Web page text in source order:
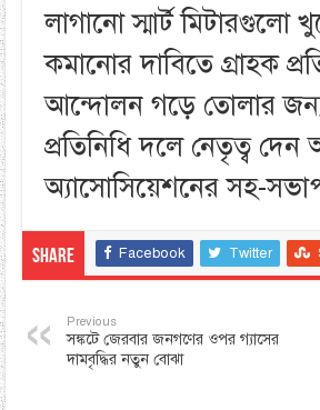
লাগানো স্মার্ট
কমানোর দাবিতে গ্রাহক
আন্দোলন গড়ে তোলার
প্রতিনিধি দলে নেতৃত্ব দেন
অ্যাসোসিয়েশনের সহ-
Share Facebook Twitter
Previous
সঙ্কটে জেরবার জনগণের ওপর গ্যাসের
দামবৃদ্ধির নতুন বোঝা